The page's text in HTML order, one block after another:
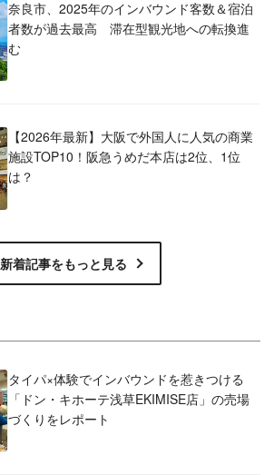
奈良市、2025年のインバウンド客数＆宿泊
者数が過去最高 滞在型観光地への転換進
む
【2026年最新】大阪で外国人に人気の商業
施設TOP10！阪急うめだ本店は2位、1位
は？
新着記事をもっと見る
タイパ×体験でインバウンドを惹きつける
「ドン・キホーテ浅草EKIMISE店」の売場
づくりをレポート